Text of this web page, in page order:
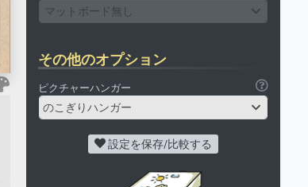
マットボード無し
その他のオプション
ピクチャーハンガー
のこぎりハンガー
設定を保存/比較する